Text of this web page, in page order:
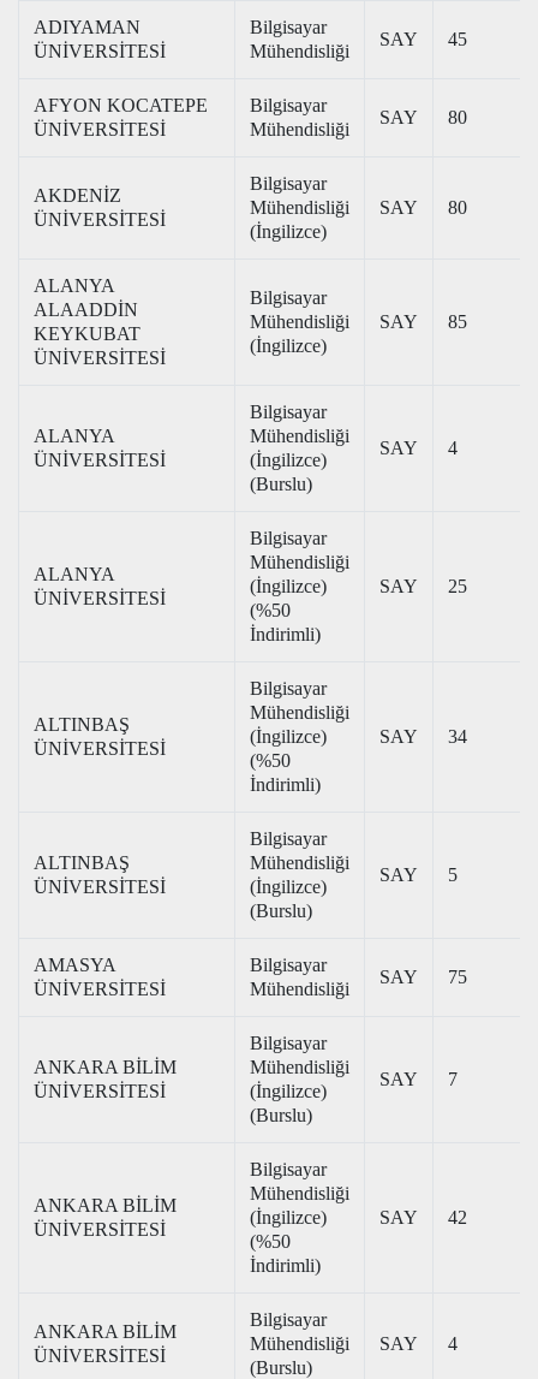
ADIYAMAN
ÜNİVERSİTESİ
Bilgisayar
Mühendisliği
SAY 45
AFYON KOCATEPE
ÜNİVERSİTESİ
Bilgisayar
Mühendisliği
SAY 80
AKDENİZ
ÜNİVERSİTESİ
Bilgisayar
Mühendisliği
(İngilizce)
SAY 80
ALANYA
ALAADDİN
KEYKUBAT
ÜNİVERSİTESİ
Bilgisayar
Mühendisliği
(İngilizce)
SAY 85
ALANYA
ÜNİVERSİTESİ
Bilgisayar
Mühendisliği
(İngilizce)
(Burslu)
SAY 4
ALANYA
ÜNİVERSİTESİ
Bilgisayar
Mühendisliği
(İngilizce)
(%50
İndirimli)
SAY 25
ALTINBAŞ
ÜNİVERSİTESİ
Bilgisayar
Mühendisliği
(İngilizce)
(%50
İndirimli)
SAY 34
ALTINBAŞ
ÜNİVERSİTESİ
Bilgisayar
Mühendisliği
(İngilizce)
(Burslu)
SAY 5
AMASYA
ÜNİVERSİTESİ
Bilgisayar
Mühendisliği
SAY 75
ANKARA BİLİM
ÜNİVERSİTESİ
Bilgisayar
Mühendisliği
(İngilizce)
(Burslu)
SAY 7
ANKARA BİLİM
ÜNİVERSİTESİ
Bilgisayar
Mühendisliği
(İngilizce)
(%50
İndirimli)
SAY 42
ANKARA BİLİM
ÜNİVERSİTESİ
Bilgisayar
Mühendisliği
(Burslu)
SAY 4